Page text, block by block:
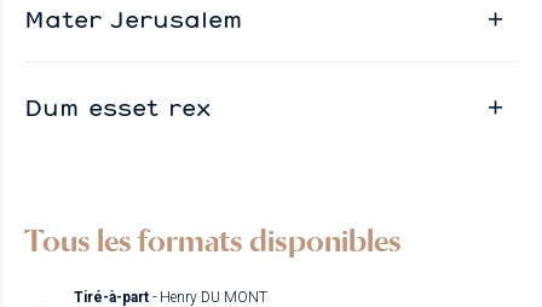
Mater Jerusalem
Dum esset rex
Tous les formats disponibles
Tiré-à-part - Henry DU MONT